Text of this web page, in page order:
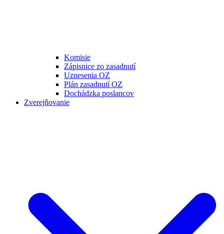
Komisie
Zápisnice zo zasadnutí
Uznesenia OZ
Plán zasadnutí OZ
Dochádzka poslancov
Zverejňovanie